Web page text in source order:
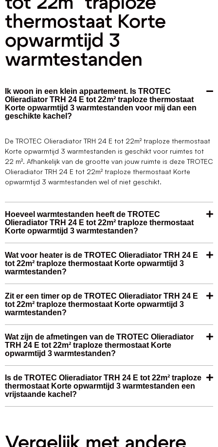
thermostaat Korte
opwarmtijd 3
warmtestanden
Ik woon in een klein appartement. Is TROTEC
Olieradiator TRH 24 E tot 22m² traploze thermostaat
Korte opwarmtijd 3 warmtestanden voor mij dan een
geschikte kachel?
De TROTEC Olieradiator TRH 24 E tot 22m² traploze thermostaat
Korte opwarmtijd 3 warmtestanden is geschikt voor ruimtes tot
22 m². Afhankelijk van de grootte van jouw ruimte is deze TROTEC
Olieradiator TRH 24 E tot 22m² traploze thermostaat Korte
opwarmtijd 3 warmtestanden wel of niet geschikt.
Hoeveel warmtestanden heeft de TROTEC
Olieradiator TRH 24 E tot 22m² traploze thermostaat
Korte opwarmtijd 3 warmtestanden?
Wat voor heater is de TROTEC Olieradiator TRH 24 E
tot 22m² traploze thermostaat Korte opwarmtijd 3
warmtestanden?
Zit er een timer op de TROTEC Olieradiator TRH 24 E
tot 22m² traploze thermostaat Korte opwarmtijd 3
warmtestanden?
Wat zijn de afmetingen van de TROTEC Olieradiator
TRH 24 E tot 22m² traploze thermostaat Korte
opwarmtijd 3 warmtestanden?
Is de TROTEC Olieradiator TRH 24 E tot 22m² traploze
thermostaat Korte opwarmtijd 3 warmtestanden een
vrijstaande kachel?
Vergelijk met andere